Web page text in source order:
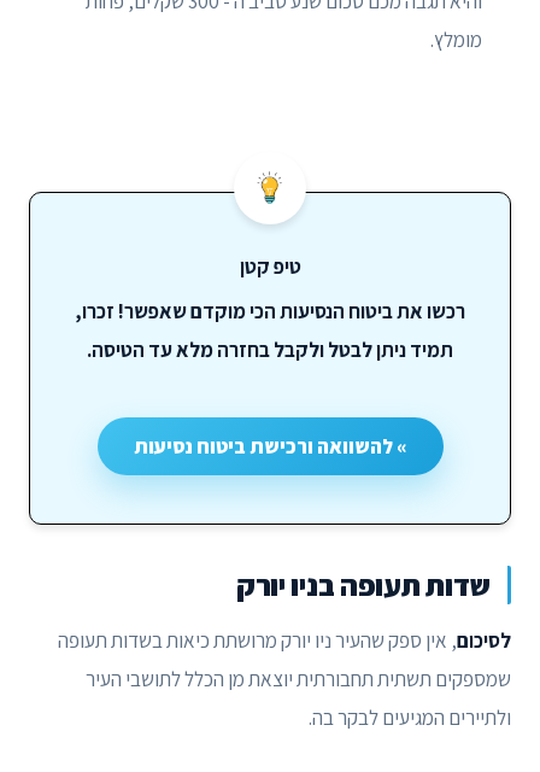
מומלץ.
טיפ קטן
רכשו את ביטוח הנסיעות הכי מוקדם שאפשר! זכרו,
תמיד ניתן לבטל ולקבל בחזרה מלא עד הטיסה.
» להשוואה ורכישת ביטוח נסיעות
שדות תעופה בניו יורק
לסיכום, אין ספק שהעיר ניו יורק מרושתת כיאות בשדות תעופה
שמספקים תשתית תחבורתית יוצאת מן הכלל לתושבי העיר
ולתיירים המגיעים לבקר בה.